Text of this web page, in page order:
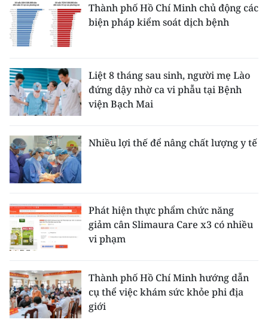
Thành phố Hồ Chí Minh chủ động các
biện pháp kiểm soát dịch bệnh
Liệt 8 tháng sau sinh, người mẹ Lào
đứng dậy nhờ ca vi phẫu tại Bệnh
viện Bạch Mai
Nhiều lợi thế để nâng chất lượng y tế
Phát hiện thực phẩm chức năng
giảm cân Slimaura Care x3 có nhiều
vi phạm
Thành phố Hồ Chí Minh hướng dẫn
cụ thể việc khám sức khỏe phi địa
giới